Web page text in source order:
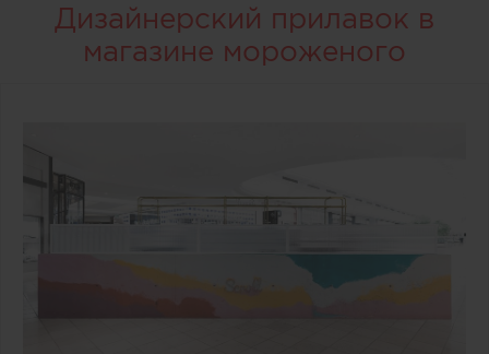
Дизайнерский прилавок в
магазине мороженого